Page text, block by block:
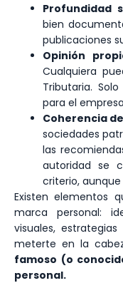
Profundidad
bien
publicaciones
Opinión
Cualquiera
Tributaria.
para el
Coherencia
sociedades
las
autoridad se
criterio,
Existen elementos
marca personal:
visuales,
meterte en la
famoso (o
personal.